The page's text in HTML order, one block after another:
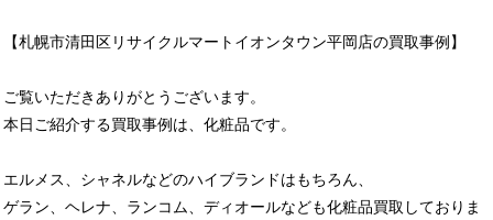
【札幌市清田区リサイクルマートイオンタウン平岡店の買取事例】
ご覧いただきありがとうございます。
本日ご紹介する買取事例は、化粧品です。
エルメス、シャネルなどのハイブランドはもちろん、
ゲラン、ヘレナ、ランコム、ディオールなども化粧品買取しておりま